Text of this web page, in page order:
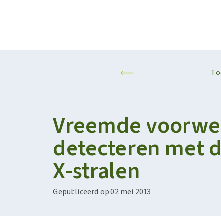
Vreemde
detecteren met
X-stralen
Gepubliceerd op 02 mei 2013